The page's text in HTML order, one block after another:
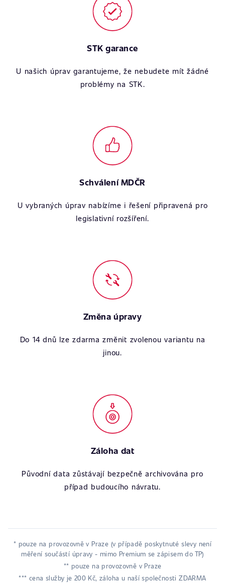
STK garance
U našich úprav garantujeme, že nebudete mít žádné
problémy na STK.
Schválení MDČR
U vybraných úprav nabízíme i řešení připravená pro
legislativní rozšíření.
Změna úpravy
Do 14 dnů lze zdarma změnit zvolenou variantu na
jinou.
Záloha dat
Původní data zůstávají bezpečně archivována pro
případ budoucího návratu.
* pouze na provozovně v Praze (v případě poskytnuté slevy není
měření součástí úpravy - mimo Premium se zápisem do TP)
** pouze na provozovně v Praze
*** cena služby je 200 Kč, záloha u naší společnosti ZDARMA